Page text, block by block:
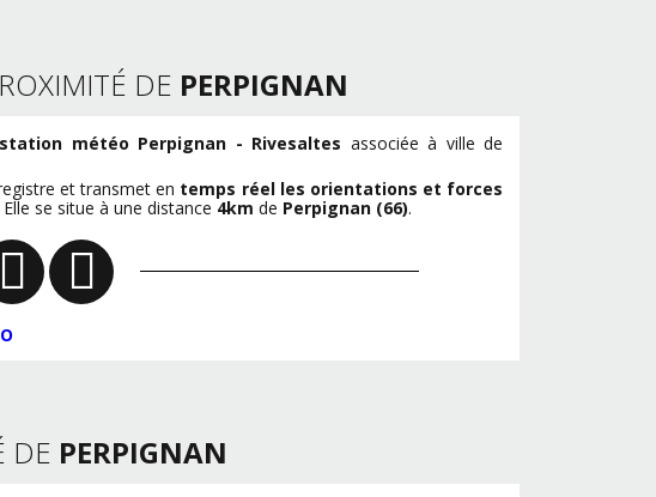
DE PERPIGNAN
station météo Perpignan - Rivesaltes associée à ville de
et transmet en temps réel les orientations et forces
se situe à une distance 4km de Perpignan (66).
DE PERPIGNAN